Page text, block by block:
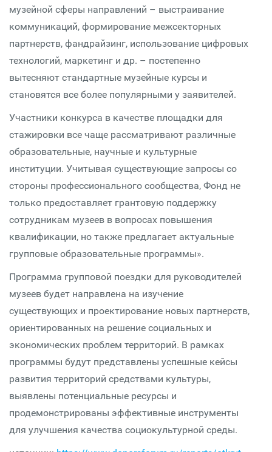
музейной сферы направлений – выстраивание
коммуникаций, формирование межсекторных
партнерств, фандрайзинг, использование цифровых
технологий, маркетинг и др. – постепенно
вытесняют стандартные музейные курсы и
становятся все более популярными у заявителей.
Участники конкурса в качестве площадки для
стажировки все чаще рассматривают различные
образовательные, научные и культурные
институции. Учитывая существующие запросы со
стороны профессионального сообщества, Фонд не
только предоставляет грантовую поддержку
сотрудникам музеев в вопросах повышения
квалификации, но также предлагает актуальные
групповые образовательные программы».
Программа групповой поездки для руководителей
музеев будет направлена на изучение
существующих и проектирование новых партнерств,
ориентированных на решение социальных и
экономических проблем территорий. В рамках
программы будут представлены успешные кейсы
развития территорий средствами культуры,
выявлены потенциальные ресурсы и
продемонстрированы эффективные инструменты
для улучшения качества социокультурной среды.